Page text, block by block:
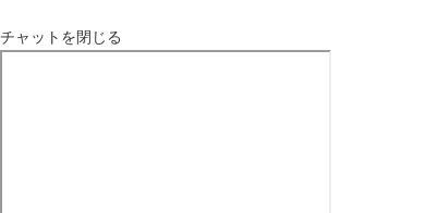
チャットを閉じる